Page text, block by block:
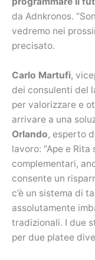
da Adnkronos.
vedremo nei
precisato.
Carlo Martufi,
dei consulenti del
per valorizzare e
arrivare a una
Orlando, esperto
lavoro: “Ape e
complementari,
consente un
c’è un sistema di
assolutamente
tradizionali. I due
per due platee